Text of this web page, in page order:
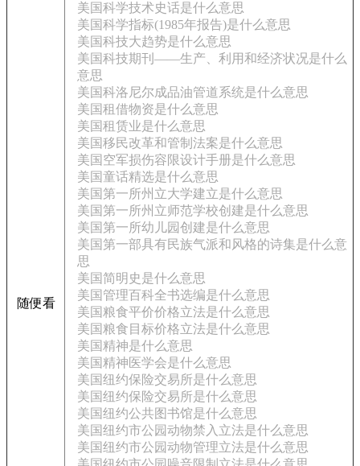
随便看
美国科学技术史话是什么意思
美国科学指标(1985年报告)是什么意思
美国科技大趋势是什么意思
美国科技期刊——生产、利用和经济状况是什么
意思
美国科洛尼尔成品油管道系统是什么意思
美国租借物资是什么意思
美国租赁业是什么意思
美国移民改革和管制法案是什么意思
美国空军损伤容限设计手册是什么意思
美国童话精选是什么意思
美国第一所州立大学建立是什么意思
美国第一所州立师范学校创建是什么意思
美国第一所幼儿园创建是什么意思
美国第一部具有民族气派和风格的诗集是什么意
思
美国简明史是什么意思
美国管理百科全书选编是什么意思
美国粮食平价价格立法是什么意思
美国粮食目标价格立法是什么意思
美国精神是什么意思
美国精神医学会是什么意思
美国纽约保险交易所是什么意思
美国纽约保险交易所是什么意思
美国纽约公共图书馆是什么意思
美国纽约市公园动物禁入立法是什么意思
美国纽约市公园动物管理立法是什么意思